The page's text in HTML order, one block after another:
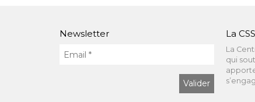
Newsletter La
La
qui